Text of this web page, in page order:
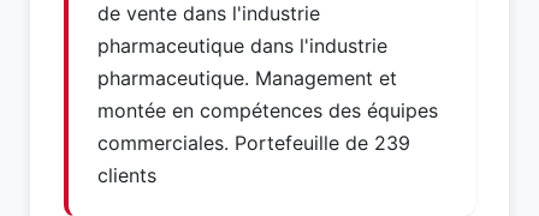
de vente dans l'industrie
pharmaceutique dans l'industrie
pharmaceutique. Management et
montée en compétences des équipes
commerciales. Portefeuille de 239
clients